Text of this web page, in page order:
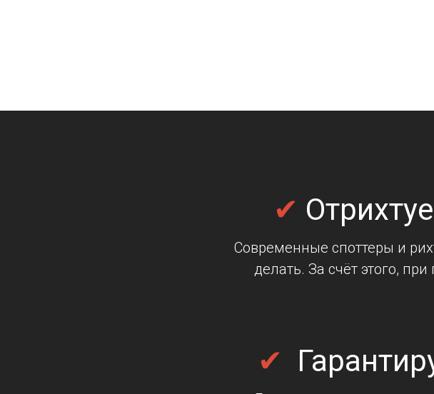
✔
Современные споттеры и
делать. За счёт этого, при
✔